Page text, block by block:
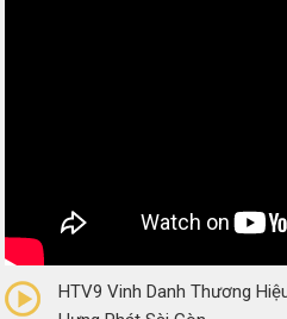
(0 Reviews)
HTV9 Vinh Danh Thương